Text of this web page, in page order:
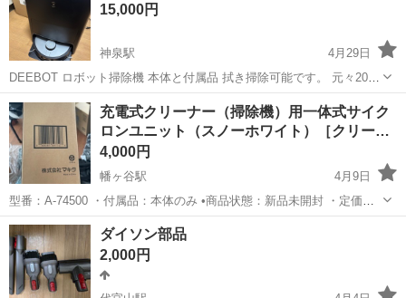
15,000円
神泉駅
4月29日
DEEBOT ロボット掃除機 本体と付属品 拭き掃除可能です。 元々20万
くらいするものです。 本来別途購入する備品と専用洗剤をそのままお
つけします。 2年くらい使用しました！ かなり重く大きいです！
東京 渋谷区 神泉駅 生活家電 ロボット掃除機
充電式クリーナー（掃除機）用一体式サイク
ロンユニット（スノーホワイト）［クリー…
4,000円
幡ヶ谷駅
4月9日
型番：A-74500 ・付属品：本体のみ •商品状態：新品未開封 ・定価
5,200円 -商品說明- クリーナー用アタッチメント交換用に購入しました
が、使用している掃除機を対応していないものに買い替えてしまった
ため出品致します。
東京 渋谷区 幡ヶ谷駅
ダイソン部品
2,000円